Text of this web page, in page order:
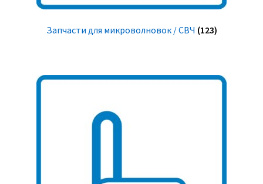
Запчасти для микроволновок / СВЧ (123)